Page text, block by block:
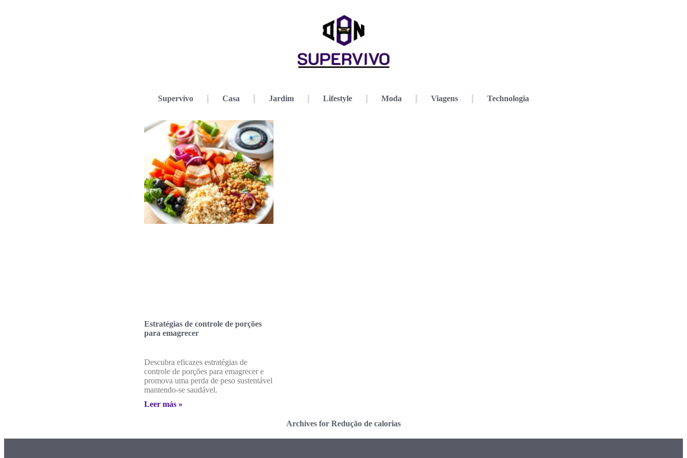
Supervivo Casa Jardim Lifestyle Moda Viagens Technologia
Estratégias de controle de porções
para emagrecer
Descubra eficazes estratégias de
controle de porções para emagrecer e
promova uma perda de peso sustentável
mantendo-se saudável.
Leer más »
Archives for Redução de calorias